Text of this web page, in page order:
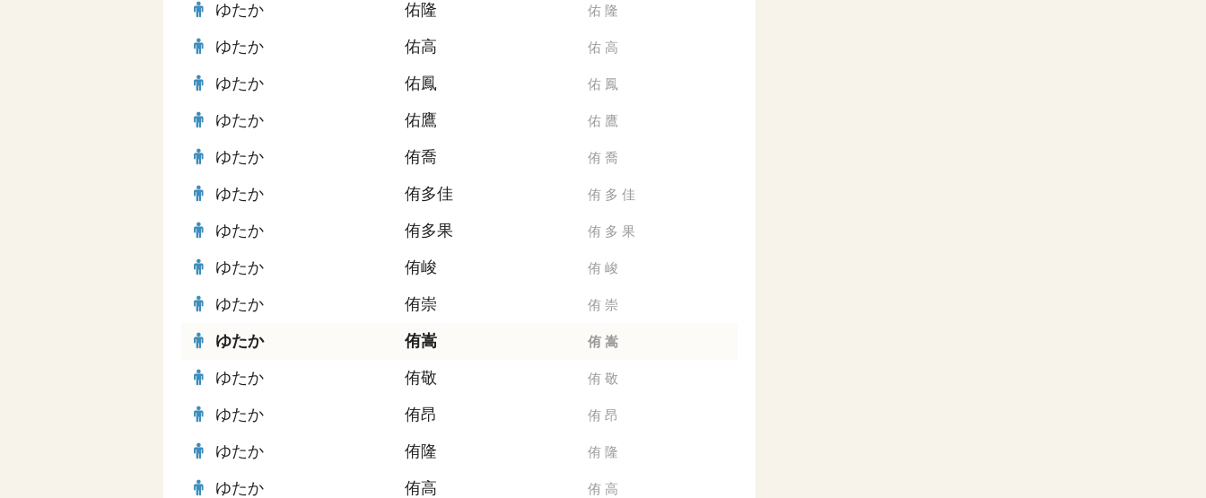
ゆたか 佑隆 佑 隆
ゆたか 佑高 佑 高
ゆたか 佑鳳 佑 鳳
ゆたか 佑鷹 佑 鷹
ゆたか 侑喬 侑 喬
ゆたか 侑多佳 侑 多 佳
ゆたか 侑多果 侑 多 果
ゆたか 侑峻 侑 峻
ゆたか 侑崇 侑 崇
ゆたか 侑嵩 侑 嵩
ゆたか 侑敬 侑 敬
ゆたか 侑昂 侑 昂
ゆたか 侑隆 侑 隆
ゆたか 侑高 侑 高